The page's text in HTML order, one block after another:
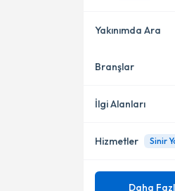
Bakırköy
Kadıköy
Yakınımda Ara
Konumuma yakın
Branşlar
Fizyoterapi
İlgi Alanları
Bel Fıtığı
Hizmetler
Mezuniyet
Daha